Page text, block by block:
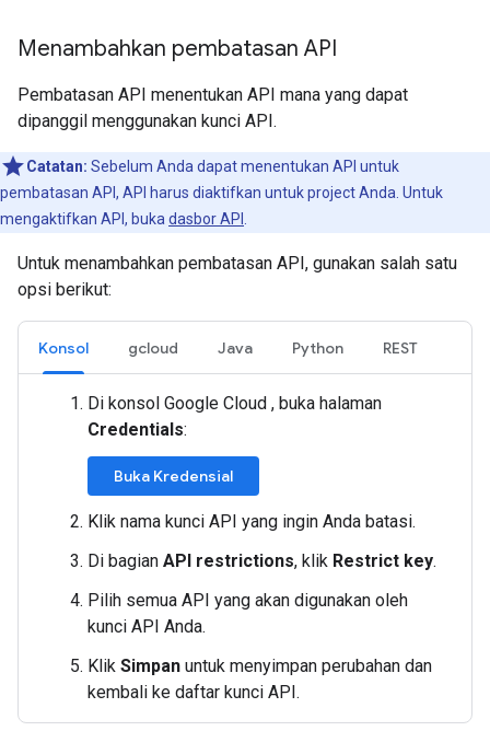
Menambahkan pembatasan API
Pembatasan API menentukan API mana yang dapat
dipanggil menggunakan kunci API.
Catatan: Sebelum Anda dapat menentukan API untuk
pembatasan API, API harus diaktifkan untuk project Anda. Untuk
mengaktifkan API, buka dasbor API
Untuk menambahkan pembatasan API, gunakan salah satu
opsi berikut:
Konsol gcloud Java Python REST
Di konsol Google Cloud , buka halaman
Credentials:
Buka Kredensial
Klik nama kunci API yang ingin Anda batasi.
Di bagian API restrictions, klik Restrict key.
Pilih semua API yang akan digunakan oleh
kunci API Anda.
Klik Simpan untuk menyimpan perubahan dan
kembali ke daftar kunci API.